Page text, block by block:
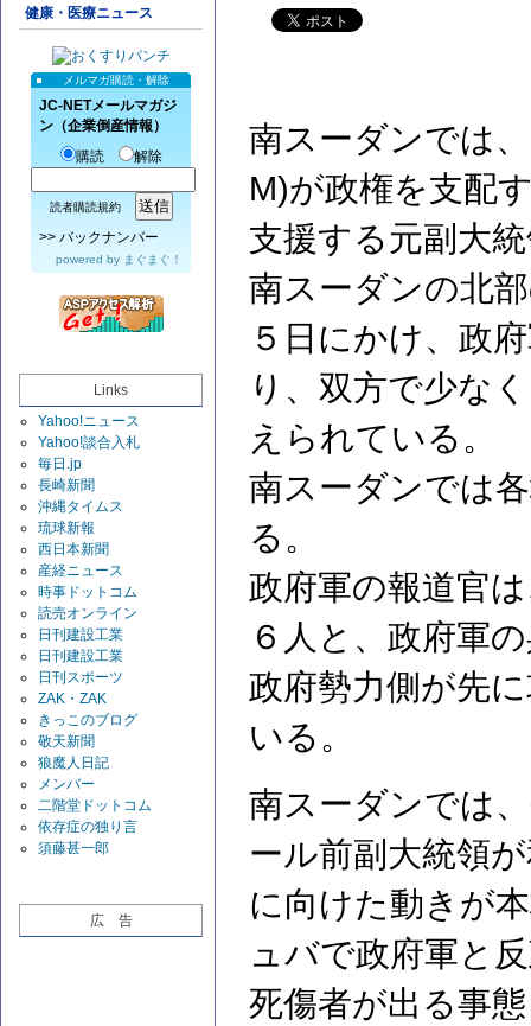
健康・医療ニュース
メルマガ購読・解除
JC-NETメールマガジ
ン（企業倒産情報）
購読
解除
読者購読規約
>> バックナンバー
powered by まぐまぐ！
Links
Yahoo!ニュース
Yahoo!談合入札
毎日.jp
長崎新聞
沖縄タイムス
琉球新報
西日本新聞
産経ニュース
時事ドットコム
読売オンライン
日刊建設工業
日刊建設工業
日刊スポーツ
ZAK・ZAK
きっこのブログ
敬天新聞
狼魔人日記
メンバー
二階堂ドットコム
依存症の独り言
須藤甚一郎
広 告
南スーダンでは
M)が政権を支配
支援する元副大
南スーダンの北
５日にかけ、政
り、双方で少な
えられている。
南スーダンでは
る。
政府軍の報道官
６人と、政府軍
政府勢力側が先
いる。
南スーダンでは
ール前副大統領
に向けた動きが
ュバで政府軍と
死傷者が出る事